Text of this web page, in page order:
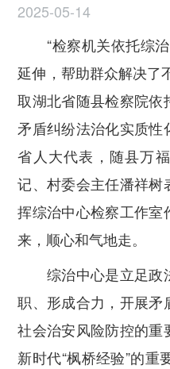
2025-05-14
“检察机关依托综治
延伸，帮助群众解决了
取湖北省随县检察院
矛盾纠纷法治化实质
省人大代表，随县万
记、村委会主任潘祥
挥综治中心检察工作
来，顺心和气地走。
综治中心是立足政
职、形成合力，开展
社会治安风险防控的
新时代“枫桥经验”的